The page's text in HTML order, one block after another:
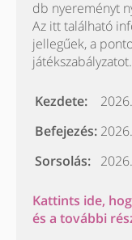
db nyereményt
Az itt található
jellegűek, a
játékszabályzatot.
Kezdete:
Befejezés:
Sorsolás:
Kattints ide,
és a további